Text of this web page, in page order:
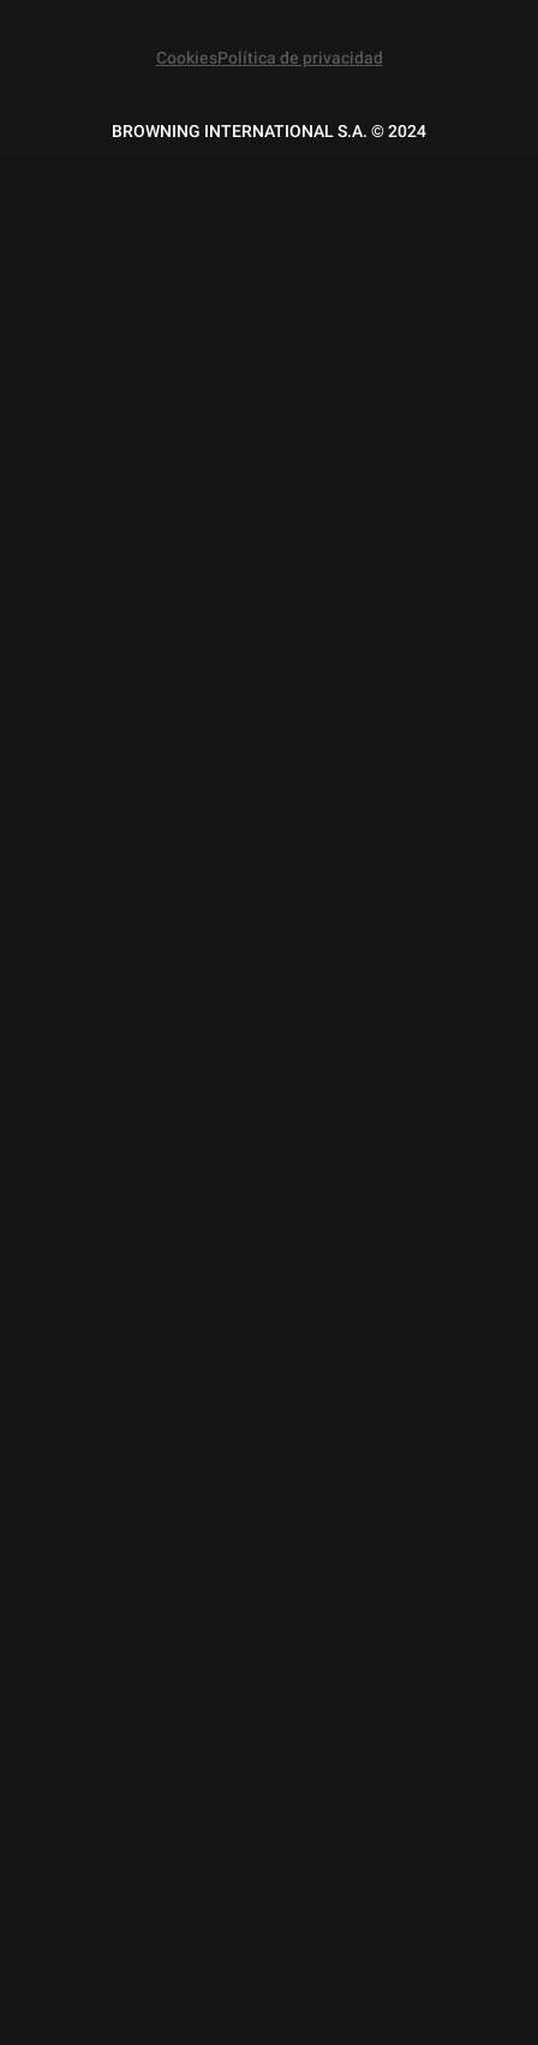
BROWNING INTERNATIONAL S.A. © 2024
CookiesPolítica de privacidad